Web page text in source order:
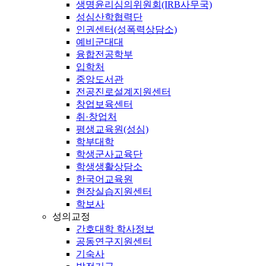
생명윤리심의위원회(IRB사무국)
성심산학협력단
인권센터(성폭력상담소)
예비군대대
융합전공학부
입학처
중앙도서관
전공진로설계지원센터
창업보육센터
취·창업처
평생교육원(성심)
학부대학
학생군사교육단
학생생활상담소
한국어교육원
현장실습지원센터
학보사
성의교정
간호대학 학사정보
공동연구지원센터
기숙사